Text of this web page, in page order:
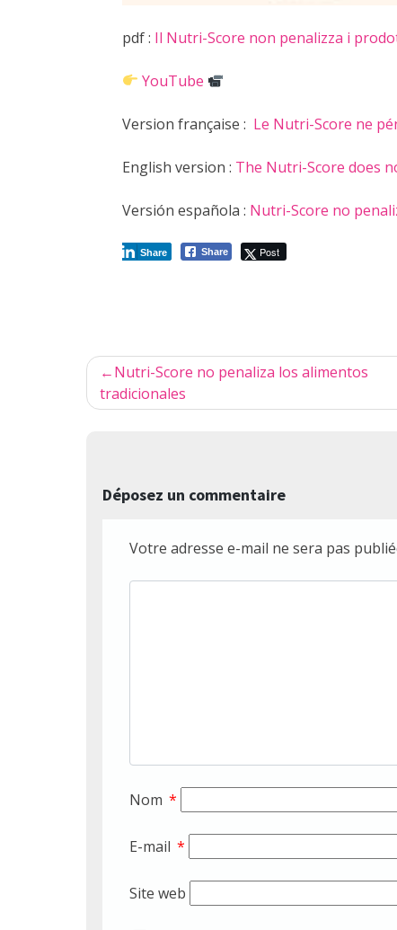
pdf : Il Nutri-Score non penalizza i
YouTube
Version française : Le Nutri-Score ne
English version : The Nutri-Score does
Versión española : Nutri-Score no
Share Post
Share
Navigation
de
Nutri-Score no penaliza los alimentos
tradicionales
Déposez un commentaire
Votre adresse e-mail ne sera pas
Nom *
E-mail *
Site web